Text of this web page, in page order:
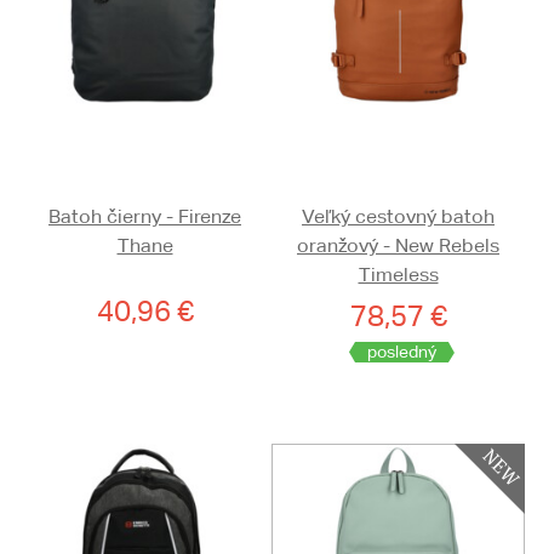
Batoh čierny - Firenze
Thane
40,96 €
Veľký cestovný batoh
oranžový - New Rebels
Timeless
78,57 €
posledný